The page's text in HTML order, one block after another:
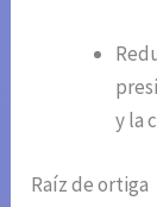
y la
Raíz de ortiga